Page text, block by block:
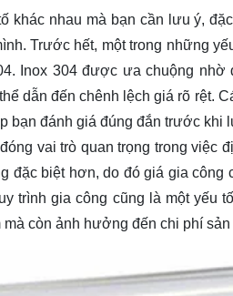
nhau mà bạn cần lưu ý,
Trước hết, một trong những
Inox 304được ưa chuộng nhờ
dẫn đến chênh lệch giá rõ rệt.
bạn đánh giá đúng đắn trước khi
vai trò quan trọng trong việc
đặc biệt hơn, do đó giá gia công
trình gia công cũng là một yếu
còn ảnh hưởng đến chi phí sản